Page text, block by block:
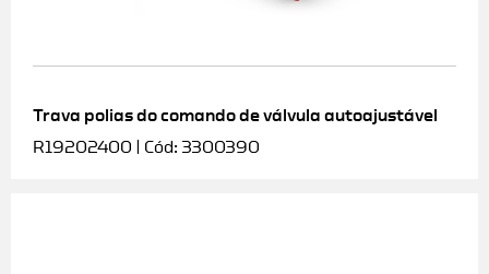
Trava polias do comando de válvula autoajustável
R19202400 | Cód: 3300390